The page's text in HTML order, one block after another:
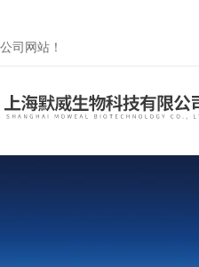
司网站！